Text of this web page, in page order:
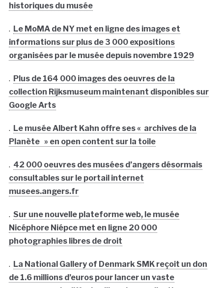
historiques du musée
. Le MoMA de NY met en ligne des images et
informations sur plus de 3 000 expositions
organisées par le musée depuis novembre 1929
. Plus de 164 000 images des oeuvres de la
collection Rijksmuseum maintenant disponibles sur
Google Arts
. Le musée Albert Kahn offre ses « archives de la
Planète » en open content sur la toile
. 42 000 oeuvres des musées d’angers désormais
consultables sur le portail internet
musees.angers.fr
. Sur une nouvelle plateforme web, le musée
Nicéphore Niépce met en ligne 20 000
photographies libres de droit
. La National Gallery of Denmark SMK reçoit un don
de 1.6 millions d’euros pour lancer un vaste